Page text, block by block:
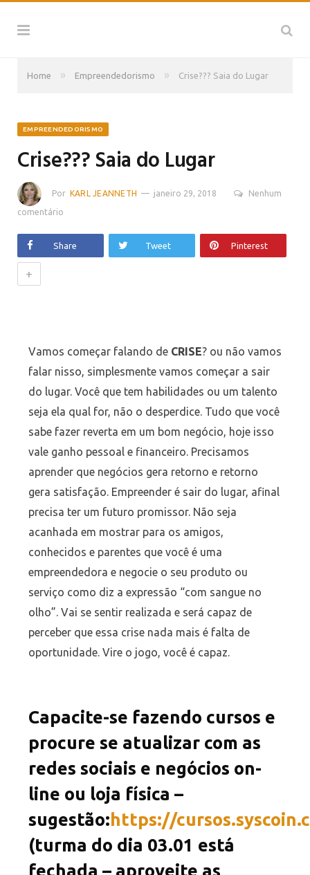
Home » Empreendedorismo » Crise??? Saia do Lugar
EMPREENDEDORISMO
Crise??? Saia do Lugar
Por KARL JEANNETH janeiro 29, 2018 Nenhum
comentário
Share Tweet Pinterest
+
Vamos começar falando de CRISE? ou não vamos
falar nisso, simplesmente vamos começar a sair
do lugar. Você que tem habilidades ou um talento
seja ela qual for, não o desperdice. Tudo que você
sabe fazer reverta em um bom negócio, hoje isso
vale ganho pessoal e financeiro. Precisamos
aprender que negócios gera retorno e retorno
gera satisfação. Empreender é sair do lugar, afinal
precisa ter um futuro promissor. Não seja
acanhada em mostrar para os amigos,
conhecidos e parentes que você é uma
empreendedora e negocie o seu produto ou
serviço como diz a expressão “com sangue no
olho”. Vai se sentir realizada e será capaz de
perceber que essa crise nada mais é falta de
oportunidade. Vire o jogo, você é capaz.
Capacite-se fazendo cursos e
procure se atualizar com as
redes sociais e negócios on-
line ou loja física –
sugestão:https://
(turma do dia 03.01 está
fechada – aproveite as